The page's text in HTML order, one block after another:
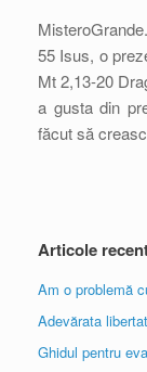
55 Isus, o
Mt 2,13-20
a gusta din
făcut să
Articole
Am o problemă
Adevărata
Ghidul pentru